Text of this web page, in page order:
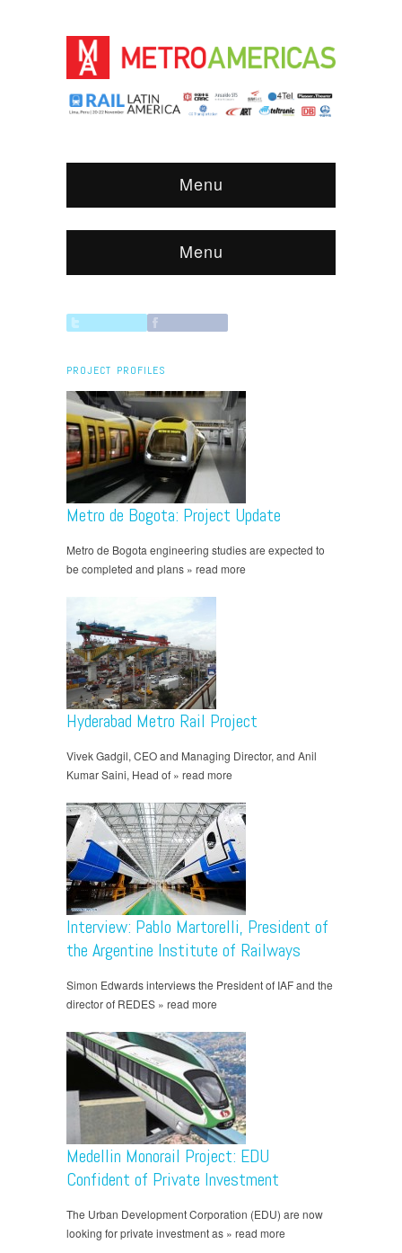
Menu
Menu
PROJECT PROFILES
Metro de Bogota: Project Update
Metro de Bogota engineering studies are expected to
be completed and plans » read more
Hyderabad Metro Rail Project
Vivek Gadgil, CEO and Managing Director, and Anil
Kumar Saini, Head of » read more
Interview: Pablo Martorelli, President of
the Argentine Institute of Railways
Simon Edwards interviews the President of IAF and the
director of REDES » read more
Medellin Monorail Project: EDU
Confident of Private Investment
The Urban Development Corporation (EDU) are now
looking for private investment as » read more